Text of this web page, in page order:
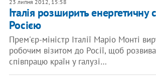
23 липня 2012, 15:58
Італія розширить енергетичну
Росією
Прем'єр-міністр Італії Маріо Монті
робочим візитом до Росії, щоб
співпрацю країн у галузі…